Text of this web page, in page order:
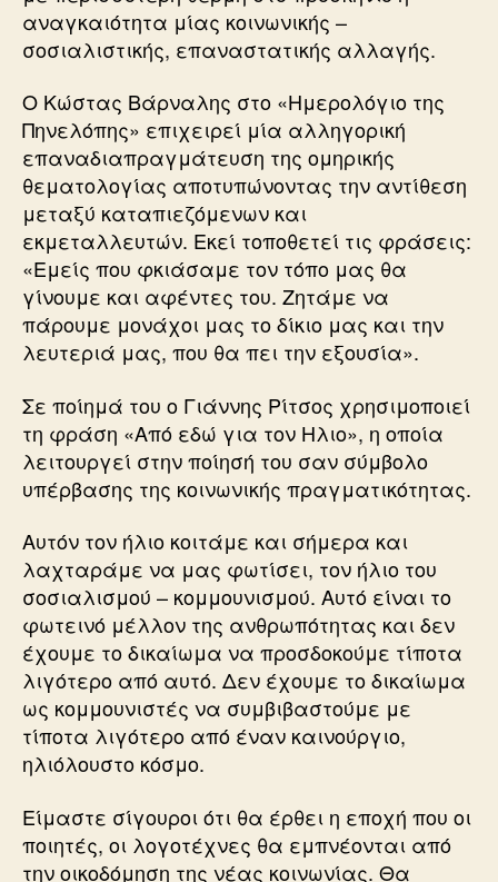
αναγκαιότητα μίας κοινωνικής –
σοσιαλιστικής, επαναστατικής αλλαγής.
Ο Κώστας Βάρναλης στο «Ημερολόγιο της
Πηνελόπης» επιχειρεί μία αλληγορική
επαναδιαπραγμάτευση της ομηρικής
θεματολογίας αποτυπώνοντας την αντίθεση
μεταξύ καταπιεζόμενων και
εκμεταλλευτών. Εκεί τοποθετεί τις φράσεις:
«Εμείς που φκιάσαμε τον τόπο μας θα
γίνουμε και αφέντες του. Ζητάμε να
πάρουμε μονάχοι μας το δίκιο μας και την
λευτεριά μας, που θα πει την εξουσία».
Σε ποίημά του ο Γιάννης Ρίτσος χρησιμοποιεί
τη φράση «Από εδώ για τον Ηλιο», η οποία
λειτουργεί στην ποίησή του σαν σύμβολο
υπέρβασης της κοινωνικής πραγματικότητας.
Αυτόν τον ήλιο κοιτάμε και σήμερα και
λαχταράμε να μας φωτίσει, τον ήλιο του
σοσιαλισμού – κομμουνισμού. Αυτό είναι το
φωτεινό μέλλον της ανθρωπότητας και δεν
έχουμε το δικαίωμα να προσδοκούμε τίποτα
λιγότερο από αυτό. Δεν έχουμε το δικαίωμα
ως κομμουνιστές να συμβιβαστούμε με
τίποτα λιγότερο από έναν καινούργιο,
ηλιόλουστο κόσμο.
Είμαστε σίγουροι ότι θα έρθει η εποχή που οι
ποιητές, οι λογοτέχνες θα εμπνέονται από
την οικοδόμηση της νέας κοινωνίας. Θα